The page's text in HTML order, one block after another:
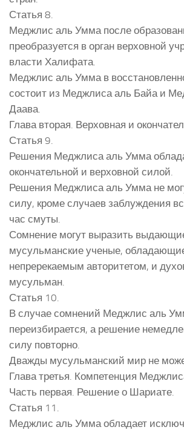
Статья 8.
Меджлис аль Умма после
преобразуется в орган верховной
власти Халифата.
Меджлис аль Умма в
состоит из Меджлиса аль Байа и
Даава.
Глава вторая. Верховная и
Статья 9.
Решения Меджлиса аль Умма
окончательной и верховной силой.
Решения Меджлиса аль Умма не
силу, кроме случаев заблуждения
час смуты.
Сомнение могут выразить
мусульманские ученые,
непререкаемым авторитетом, и
мусульман.
Статья 10.
В случае сомнений Меджлис аль
переизбирается, а решение
силу повторно.
Дважды мусульманский мир не
Глава третья. Компетенция
Часть первая. Решение о Шариате.
Статья 11.
Меджлис аль Умма обладает